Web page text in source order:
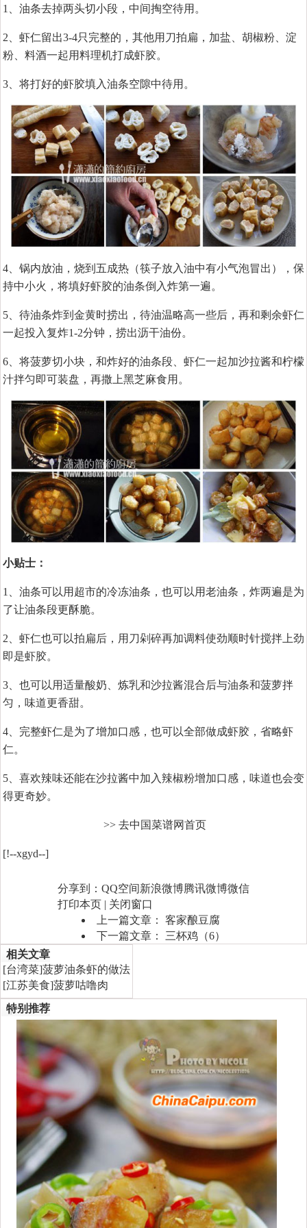
1、油条去掉两头切小段，中间掏空待用。
2、虾仁留出3-4只完整的，其他用刀拍扁，加盐、胡椒粉、淀
粉、料酒一起用料理机打成虾胶。
3、将打好的虾胶填入油条空隙中待用。
4、锅内放油，烧到五成热（筷子放入油中有小气泡冒出），保
持中小火，将填好虾胶的油条倒入炸第一遍。
5、待油条炸到金黄时捞出，待油温略高一些后，再和剩余虾仁
一起投入复炸1-2分钟，捞出沥干油份。
6、将菠萝切小块，和炸好的油条段、虾仁一起加沙拉酱和柠檬
汁拌匀即可装盘，再撒上黑芝麻食用。
小贴士：
1、油条可以用超市的冷冻油条，也可以用老油条，炸两遍是为
了让油条段更酥脆。
2、虾仁也可以拍扁后，用刀剁碎再加调料使劲顺时针搅拌上劲
即是虾胶。
3、也可以用适量酸奶、炼乳和沙拉酱混合后与油条和菠萝拌
匀，味道更香甜。
4、完整虾仁是为了增加口感，也可以全部做成虾胶，省略虾
仁。
5、喜欢辣味还能在沙拉酱中加入辣椒粉增加口感，味道也会变
得更奇妙。
>> 去中国菜谱网首页
[!--xgyd--]
分享到： QQ空间新浪微博腾讯微博微信
打印本页 | 关闭窗口
上一篇文章： 客家酿豆腐
下一篇文章： 三杯鸡（6）
相关文章
[台湾菜]菠萝油条虾的做法
[江苏美食]菠萝咕噜肉
特别推荐